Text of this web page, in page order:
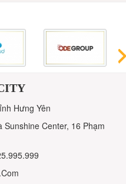
Hưng Yên
Center, 16 Phạm